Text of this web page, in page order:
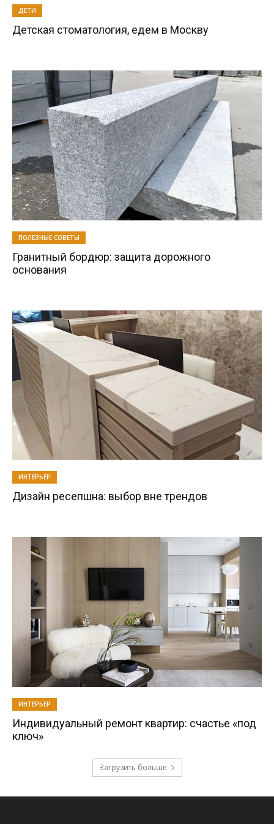
ДЕТИ
Детская стоматология, едем в Москву
ПОЛЕЗНЫЕ СОВЕТЫ
Гранитный бордюр: защита дорожного
основания
ИНТЕРЬЕР
Дизайн ресепшна: выбор вне трендов
ИНТЕРЬЕР
Индивидуальный ремонт квартир: счастье «под
ключ»
Загрузить больше